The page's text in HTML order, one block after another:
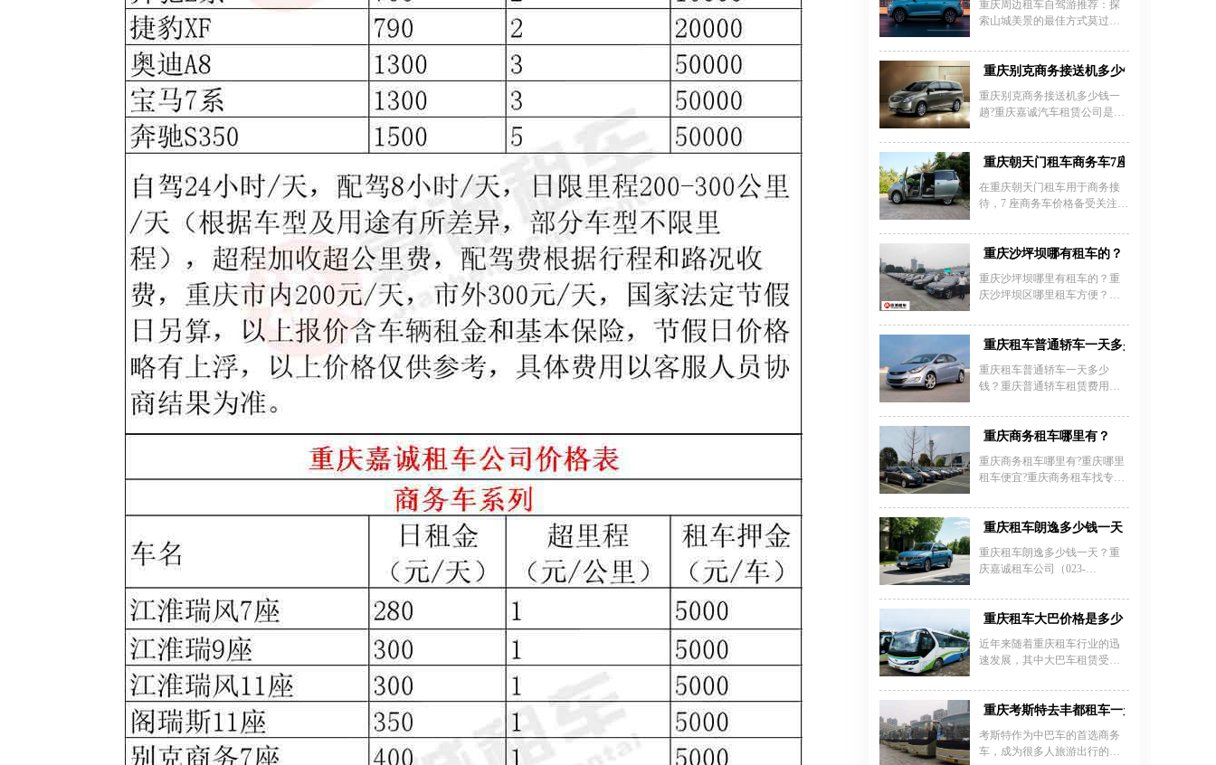
的选择。
驾游近年来成为人们比较受欢
迎的旅游方式之一。
重庆周边租车自驾游推荐：探
索山城美景的最佳方式莫过于
租车选择，从经济型轿车到宽
敞的SUV如吉利银河L7等车型
迎，专业司机陪同可避免景区
堵车困扰，费用约500元/天（含
景点。自驾路线推荐包含龚滩
古镇两天一夜行程，沿途可体
验长江与乌江的壮丽风光。本
供送车上门、机场、高铁站免
费取还车等便捷服务。
重庆别克商务接送机多少钱
重庆别克商务接送机多少钱一
趟?重庆嘉诚汽车租赁公司是重
地处重庆市繁华商务圈,交通便
利,网络发达,为您的出行创造了
￥450-600/天，接机/送机：240-
300元/趟(备注：只限市区，已
重庆朝天门租车商务车7座商务接待价格
在重庆朝天门租车用于商务接
待，7 座商务车价格备受关注，
格表一览、重庆朝天门租车价
格表一览、重庆朝天门租车商
务接待这些关键词很关键。重
庆嘉诚租车公司（023 -
900 元，车内舒适豪华，配置高
端。本田奥德赛 7 座商务车日
租大概 800 - 1000 元，车辆性能
G10 7 座商务车日租在 600 - 800
元，性价比高。车辆都定期保
重庆沙坪坝哪有租车的？
重庆沙坪坝哪里有租车的？重
庆沙坪坝区哪里租车方便？重
码多少？重庆市沙坪坝区租车
公司价格多少钱一天？重庆租
坝区在内的重庆主城区内的社
会各界需要用车的人士提供机
提供多种优质周到的汽车租赁
业务。
重庆租车普通轿车一天多少钱？重庆普
重庆租车普通轿车一天多少
钱？重庆普通轿车租赁费用多
又是新车的话，那么价格就会
比较高。如果选择的汽车是使
普通的话，那么当然价格就会
比较经济实惠。所以重庆租小
庆租普通轿车价格表。
重庆商务租车哪里有？
重庆商务租车哪里有?重庆哪里
租车便宜?重庆商务租车找专业
务租车就到重庆租车公司，为
您提供3年内新车，车险齐全额
司机，向各类企事业单位、院
校，中外公司以及个人提供在
准备了豪华气派的商务车辆和
体面周到的司机。
重庆租车朗逸多少钱一天
重庆租车朗逸多少钱一天？重
庆嘉诚租车公司（023-
众朗逸租赁服务，日租金价格
根据车型配置及租期灵活调
元，舒适型配置日租价格在300-
500元区间。作为重庆本地专业
全检测并配备全险，确保车况
优良且驾驶安全无忧。大众朗
逸凭借宽敞空间、1.6L自动挡的
重庆租车大巴价格是多少？
近年来随着重庆租车行业的迅
速发展，其中大巴车租赁受到
青睐。重庆租车一般多少钱一
天?这是租车人士比较关心的问
是跟车型有一定的关系，车辆
好，核载人数多的一般的价格
重庆考斯特去丰都租车一天多少钱?
考斯特作为中巴车的首选商务
车，成为很多人旅游出行的首